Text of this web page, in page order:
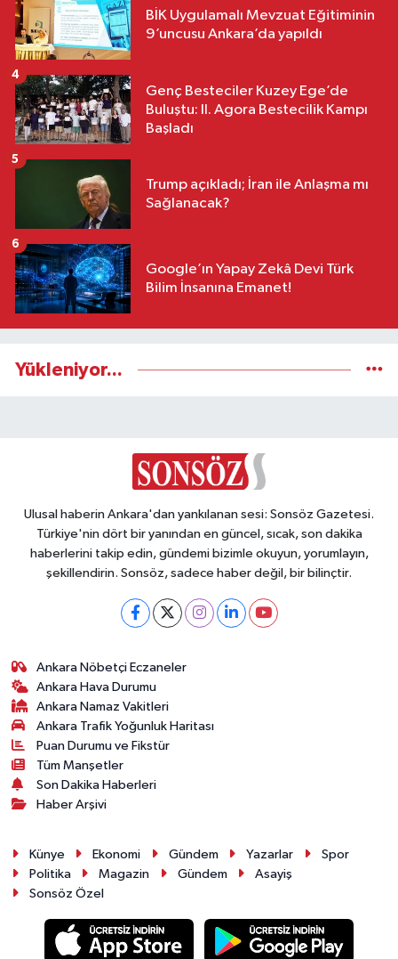
BİK Uygulamalı Mevzuat Eğitiminin
9’uncusu Ankara’da yapıldı
Genç Besteciler Kuzey Ege’de
Buluştu: II. Agora Bestecilik Kampı
Başladı
4
Trump açıkladı; İran ile Anlaşma mı
Sağlanacak?
5
Google’ın Yapay Zekâ Devi Türk
Bilim İnsanına Emanet!
6
Yükleniyor...
Ulusal haberin Ankara'dan yankılanan sesi: Sonsöz Gazetesi.
Türkiye'nin dört bir yanından en güncel, sıcak, son dakika
haberlerini takip edin, gündemi bizimle okuyun, yorumlayın,
şekillendirin. Sonsöz, sadece haber değil, bir bilinçtir.
Ankara Nöbetçi Eczaneler
Ankara Hava Durumu
Ankara Namaz Vakitleri
Ankara Trafik Yoğunluk Haritası
Puan Durumu ve Fikstür
Tüm Manşetler
Son Dakika Haberleri
Haber Arşivi
Künye Ekonomi Gündem Yazarlar
Spor
Politika
Magazin Gündem
Asayiş
Sonsöz Özel